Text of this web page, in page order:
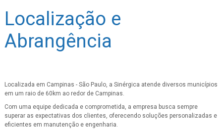
Localização e
Abrangência
Localizada em Campinas - São Paulo, a Sinérgica atende diversos municípios
em um raio de 60km ao redor de Campinas.
Com uma equipe dedicada e comprometida, a empresa busca sempre
superar as expectativas dos clientes, oferecendo soluções personalizadas e
eficientes em manutenção e engenharia.